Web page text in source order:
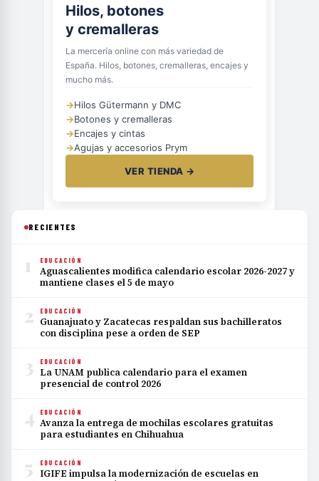
Hilos, botones
y cremalleras
La mercería online con más variedad de
España. Hilos, botones, cremalleras, encajes y
mucho más.
→Hilos Gütermann y DMC
→Botones y cremalleras
→Encajes y cintas
→Agujas y accesorios Prym
VER TIENDA →
RECIENTES
1 EDUCACIÓN
Aguascalientes modifica calendario escolar 2026-2027 y
mantiene clases el 5 de mayo
2 EDUCACIÓN
Guanajuato y Zacatecas respaldan sus bachilleratos
con disciplina pese a orden de SEP
3 EDUCACIÓN
La UNAM publica calendario para el examen
presencial de control 2026
4 EDUCACIÓN
Avanza la entrega de mochilas escolares gratuitas
para estudiantes en Chihuahua
5 EDUCACIÓN
IGIFE impulsa la modernización de escuelas en